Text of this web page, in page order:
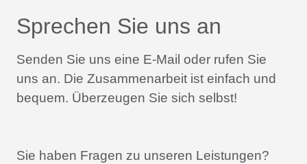
Sprechen Sie uns an
Senden Sie uns eine E-Mail oder rufen Sie
uns an. Die Zusammenarbeit ist einfach und
bequem. Überzeugen Sie sich selbst!
Sie haben Fragen zu unseren Leistungen?